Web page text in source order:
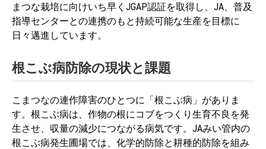
まつな栽培に向けいち早くJGAP認証を取得し、JA、普及
指導センターとの連携のもと持続可能な生産を目標に
日々邁進しています。
根こぶ病防除の現状と課題
こまつなの連作障害のひとつに「根こぶ病」がありま
す。根こぶ病は、作物の根にコブをつくり生育不良を発
生させ、収量の減少につながる病気です。JAみい管内の
根こぶ病発生圃場では、化学的防除と耕種的防除を組み